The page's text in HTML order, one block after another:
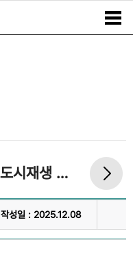
국토연구원, '2025 도시재생 사례에서 배우다' 행사 진행
작성일 : 2025.12.08